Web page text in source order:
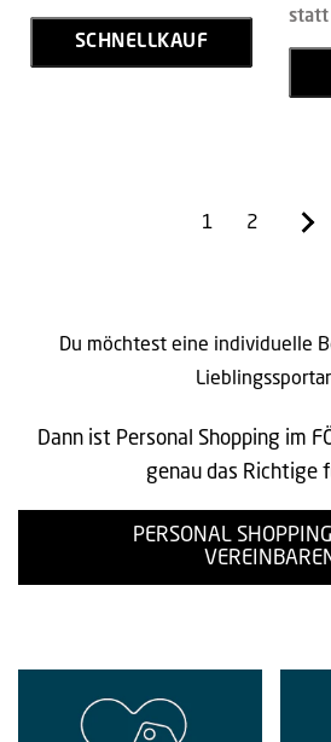
SCHNELLKAUF
Preis
statt
1 2
Du möchtest eine individuelle
Dann ist Personal Shopping im
genau das Richtige
PERSONAL